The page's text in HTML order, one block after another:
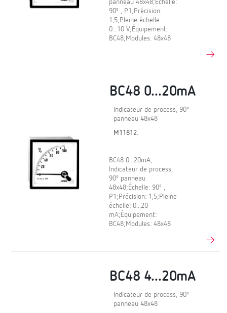
panneau 48x48;Échelle:
90º , P1;Précision:
1,5;Pleine échelle:
0...10 V;Équipement:
BC48;Modules: 48x48
BC48 0...20mA
Indicateur de process, 90º
panneau 48x48
M11812.
BC48 0...20mA,
Indicateur de process,
90º panneau
48x48;Échelle: 90º ,
P1;Précision: 1,5;Pleine
échelle: 0...20
mA;Équipement:
BC48;Modules: 48x48
BC48 4...20mA
Indicateur de process, 90º
panneau 48x48